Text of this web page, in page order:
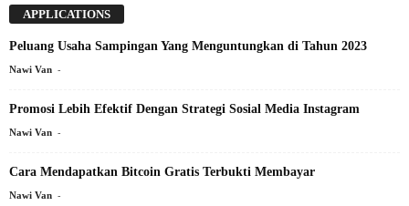
APPLICATIONS
Peluang Usaha Sampingan Yang Menguntungkan di Tahun 2023
Nawi Van -
Promosi Lebih Efektif Dengan Strategi Sosial Media Instagram
Nawi Van -
Cara Mendapatkan Bitcoin Gratis Terbukti Membayar
Nawi Van -